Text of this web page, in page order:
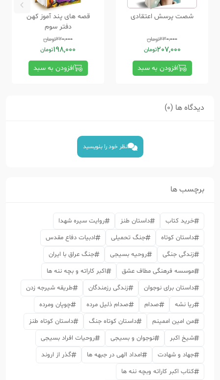
شصت پرسش اعتقادی
230,000تومان
207,000تومان
افزودن به سبد
قصه های پند آموز کهن
دفتر سوم
220,000تومان
198,000تومان
افزودن به سبد
دیدگاه ها (0)
نظر خود را بنویسید
برچسب ها
خرید کتاب داستان طنز
روایت سیره شهدا
داستان کوتاه
جنگ تحمیلی
ادبیات دفاع مقدس
زندگی جنگی
روحیه بسیجی
جنگ عراق با ایران
موسسه فرهنگی مطاف عشق
اکبر کاراته و بچه ننه ها
داستان برای نوجوان
زندگی رزمندگان
طریقه شیرجه زدن
ریا نشه
صدام صدام ذلیل مرده
چوپان ومرده
من امین اممینم
داستان کوتاه جنگ
داستان کوتاه طنز
شیخ اکبر
نوجوان و بسیجی
روحیات افراد بسیجی
جهاد و شهادت
امداد الهی در جبهه ها
گذر از اروند
کتاب اکبر کاراته وبچه ننه ها